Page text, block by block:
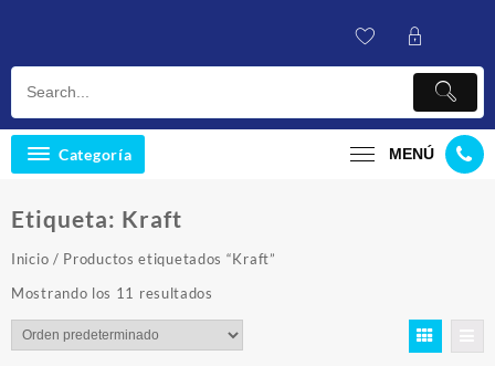
Categoría MENÚ
Etiqueta: Kraft
Inicio / Productos etiquetados “Kraft”
Mostrando los 11 resultados